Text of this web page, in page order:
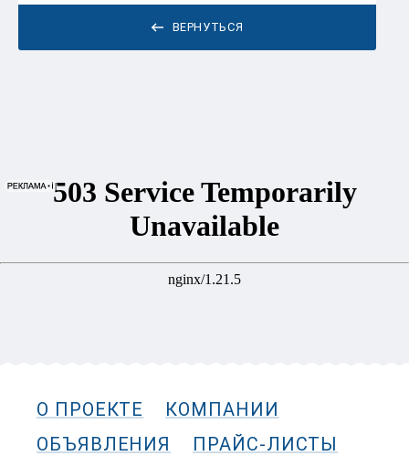
ВЕРНУТЬСЯ
О ПРОЕКТЕ
КОМПАНИИ
ОБЪЯВЛЕНИЯ
ПРАЙС-ЛИСТЫ